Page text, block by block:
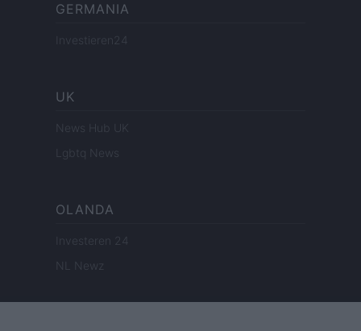
GERMANIA
Investieren24
UK
News Hub UK
Lgbtq News
OLANDA
Investeren 24
NL Newz